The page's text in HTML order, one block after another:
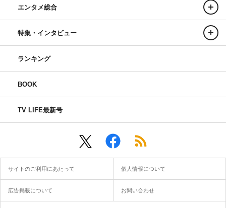
エンタメ総合
特集・インタビュー
ランキング
BOOK
TV LIFE最新号
サイトのご利用にあたって 個人情報について
広告掲載について お問い合わせ